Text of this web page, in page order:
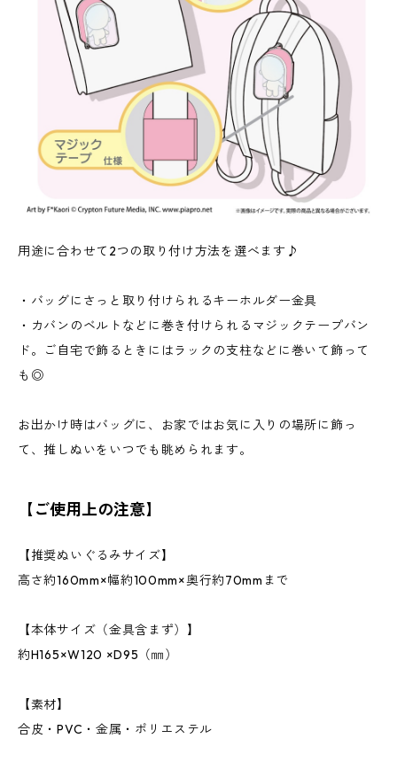
用途に合わせて2つの取り付け方法を選べます♪
・バッグにさっと取り付けられるキーホルダー金具
・カバンのベルトなどに巻き付けられるマジックテープバン
ド。ご自宅で飾るときにはラックの支柱などに巻いて飾って
も◎
お出かけ時はバッグに、お家ではお気に入りの場所に飾っ
て、推しぬいをいつでも眺められます。
【ご使用上の注意】
【推奨ぬいぐるみサイズ】
高さ約160mm×幅約100mm×奥行約70mmまで
【本体サイズ（金具含まず）】
約H165×W120 ×D95（㎜）
【素材】
合皮・PVC・金属・ポリエステル